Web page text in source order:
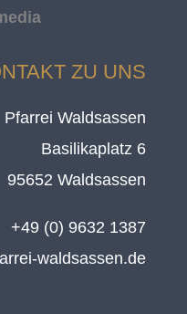
ZU UNS
Pfarrei Waldsassen
Basilikaplatz 6
95652 Waldsassen
+49 (0) 9632 1387
waldsassen.de